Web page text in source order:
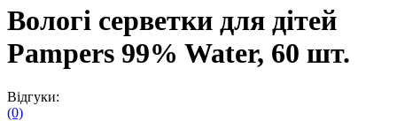
Вологі серветки для дітей
Pampers 99% Water, 60 шт.
Відгуки:
(0)